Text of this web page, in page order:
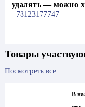
удалять — можно
+78123177747
Товары
Посмотреть все
В